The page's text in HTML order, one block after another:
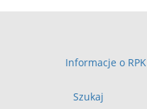
Informacje o RPK
Szukaj